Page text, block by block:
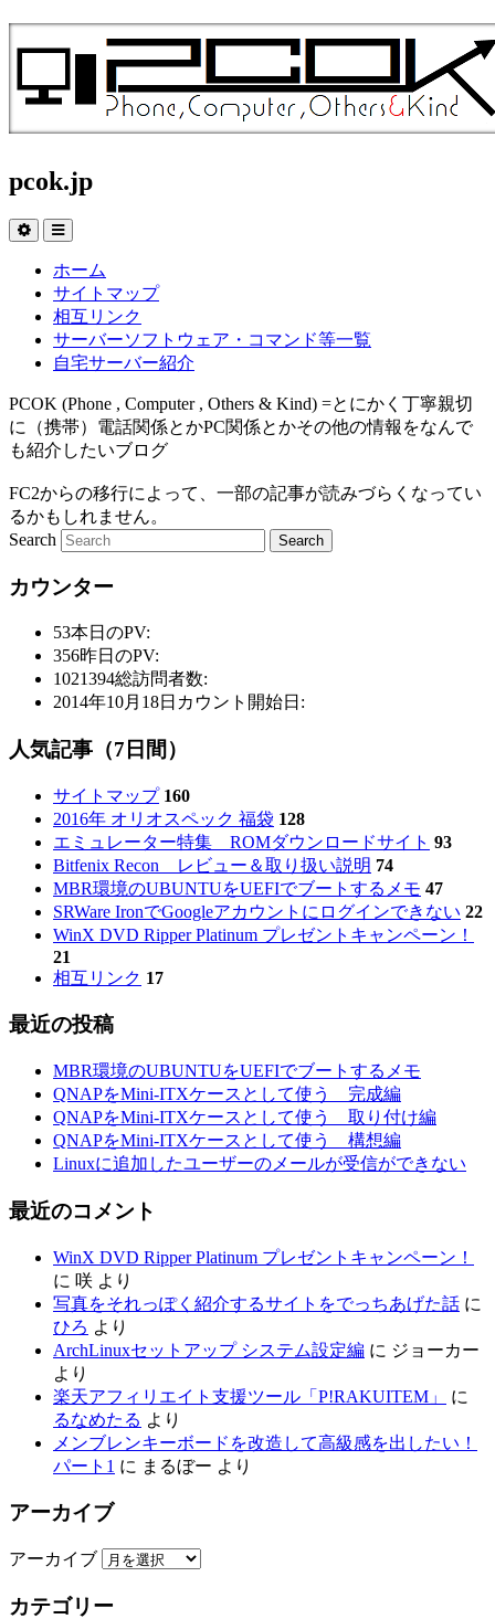
pcok.jp
ホーム
サイトマップ
相互リンク
サーバーソフトウェア・コマンド等一覧
自宅サーバー紹介
PCOK (Phone , Computer , Others & Kind) =とにかく丁寧親切
に（携帯）電話関係とかPC関係とかその他の情報をなんで
も紹介したいブログ
FC2からの移行によって、一部の記事が読みづらくなってい
るかもしれません。
Search
カウンター
53本日のPV:
356昨日のPV:
1021394総訪問者数:
2014年10月18日 カウント開始日:
人気記事（7日間）
サイトマップ 160
2016年 オリオスペック 福袋 128
エミュレーター特集 ROMダウンロードサイト 93
Bitfenix Recon レビュー＆取り扱い説明 74
MBR環境のUBUNTUをUEFIでブートするメモ 47
SRWare IronでGoogleアカウントにログインできない 22
WinX DVD Ripper Platinum プレゼントキャンペーン！
21
相互リンク 17
最近の投稿
MBR環境のUBUNTUをUEFIでブートするメモ
QNAPをMini-ITXケースとして使う 完成編
QNAPをMini-ITXケースとして使う 取り付け編
QNAPをMini-ITXケースとして使う 構想編
Linuxに追加したユーザーのメールが受信ができない
最近のコメント
WinX DVD Ripper Platinum プレゼントキャンペーン！
に 咲 より
写真をそれっぽく紹介するサイトをでっちあげた話 に
ひろ より
ArchLinuxセットアップ システム設定編 に ジョーカー
より
楽天アフィリエイト支援ツール「P!RAKUITEM」
に
るなめたる より
メンブレンキーボードを改造して高級感を出したい！
パート1 に まるぼー より
アーカイブ
アーカイブ
カテゴリー